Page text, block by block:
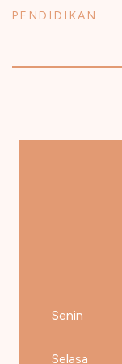
PENDIDIKAN
Senin
Selasa